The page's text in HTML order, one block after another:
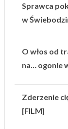
Sprawca
w
O włos od
na… ogonie
Zderzenie
[FILM]